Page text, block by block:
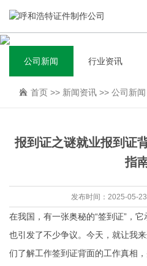
公司新闻 行业资讯
首页 >> 新闻资讯 >> 公司新闻
报到证之谜就业报到证
指
发布时间：2025-05-
在我国，有一张奥秘的“签到证”，
也引发了不少争议。今天，就让我
们了解工作签到证背面的工作真相